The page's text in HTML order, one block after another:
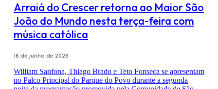
Arraiá do Crescer retorna ao Maior São
João do Mundo nesta terça-feira com
música católica
16 de junho de 2026
William Sanfona, Thiago Brado e Teto Fonseca se apresentam
no Palco Principal do Parque do Povo durante a segunda